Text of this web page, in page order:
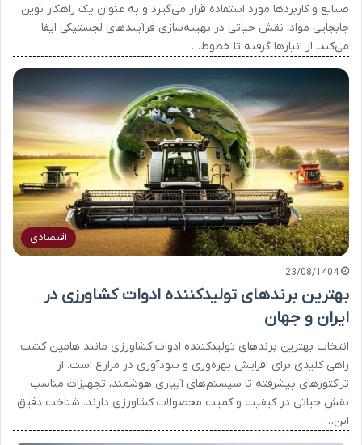
صنایع و کاربردها مورد استفاده قرار می‌گیرد و به عنوان یک راهکار نوین
جابجایی مواد، نقش حیاتی در بهینه‌سازی فرآیندهای لجستیکی ایفا
می‌کند. از انبارها گرفته تا خطوط…
اقتصادی
23/08/1404
بهترین برندهای تولیدکننده ادوات کشاورزی در
ایران و جهان
انتخاب بهترین برندهای تولیدکننده ادوات کشاورزی مانند هامین کشت
راهی کلیدی برای افزایش بهره‌وری و سودآوری در مزارع است. از
تراکتورهای پیشرفته تا سیستم‌های آبیاری هوشمند، تجهیزات مناسب
نقش حیاتی در کیفیت و کمیت محصولات کشاورزی دارند. شناخت دقیق
این…